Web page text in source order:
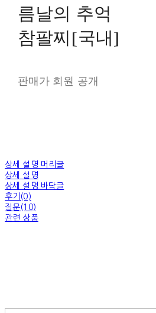
름날의 추억
참팔찌[국내]
판매가 회원 공개
상세 설명 머리글
상세 설명
상세 설명 바닥글
후기(0)
질문(10)
관련 상품